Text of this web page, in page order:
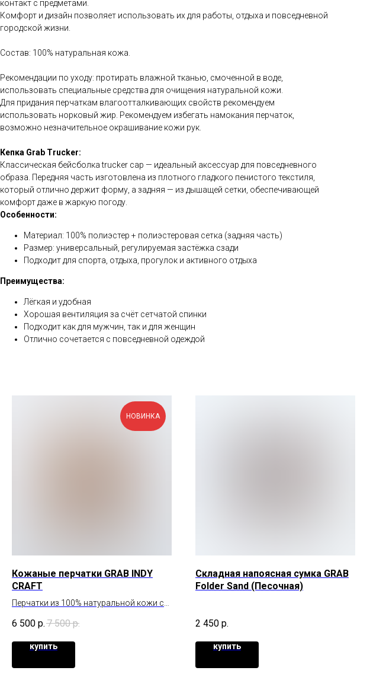
контакт с предметами.
Комфорт и дизайн позволяет использовать их для работы, отдыха и повседневной
городской жизни.
Состав: 100% натуральная кожа.
Рекомендации по уходу: протирать влажной тканью, смоченной в воде,
использовать специальные средства для очищения натуральной кожи.
Для придания перчаткам влагоотталкивающих свойств рекомендуем
использовать норковый жир. Рекомендуем избегать намокания перчаток,
возможно незначительное окрашивание кожи рук.
Кепка Grab Trucker:
Классическая бейсболка trucker cap — идеальный аксессуар для повседневного
образа. Передняя часть изготовлена из плотного гладкого пенистого текстиля,
который отлично держит форму, а задняя — из дышащей сетки, обеспечивающей
комфорт даже в жаркую погоду.
Особенности:
Материал: 100% полиэстер + полиэстеровая сетка (задняя часть)
Размер: универсальный, регулируемая застёжка сзади
Подходит для спорта, отдыха, прогулок и активного отдыха
Преимущества:
Лёгкая и удобная
Хорошая вентиляция за счёт сетчатой спинки
Подходит как для мужчин, так и для женщин
Отлично сочетается с повседневной одеждой
НОВИНКА
Кожаные перчатки GRAB INDY
CRAFT
Перчатки из 100% натуральной кожи с
6 500 р. 7 500 р.
купить
Складная напоясная сумка GRAB
Folder Sand (Песочная)
2 450 р.
купить